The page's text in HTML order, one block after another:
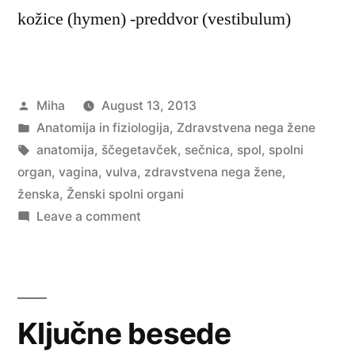
kožice (hymen) -preddvor (vestibulum)
Posted
by
Miha
August 13, 2013
Posted
in
Anatomija in fiziologija, Zdravstvena nega žene
Tags:
anatomija, ščegetavček, sečnica, spol, spolni
organ, vagina, vulva, zdravstvena nega žene,
ženska, Ženski spolni organi
Leave a commenton
Ključne besede